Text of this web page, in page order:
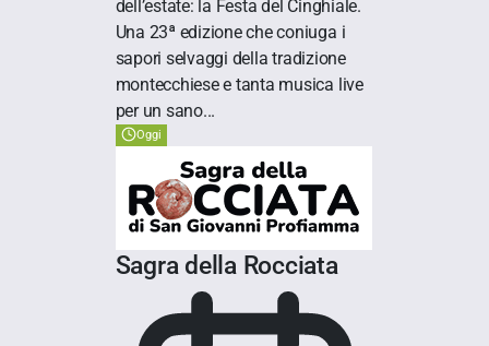
dell’estate: la Festa del Cinghiale.
Una 23ª edizione che coniuga i
sapori selvaggi della tradizione
montecchiese e tanta musica live
per un sano...
Oggi
Sagra della Rocciata